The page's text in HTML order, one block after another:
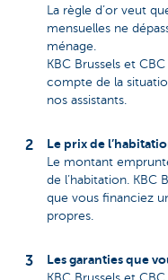
La règle d’or veut
mensuelles ne
ménage.
KBC Brussels et
compte de la
nos assistants.
Le prix de
Le montant
de l’habitation. KBC
que vous financiez
propres.
Les garanties que